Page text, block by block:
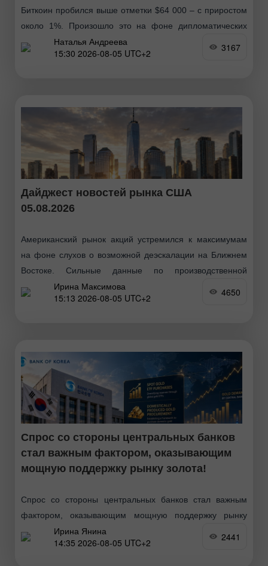
Биткоин пробился выше отметки $64 000 – с приростом
около 1%. Произошло это на фоне дипломатических
сигналов о возможном временном соглашении между
США, Ираном и Оманом об открытии Ормузского
Наталья Андреева
15:30 2026-08-05 UTC+2
3167
Дайджест новостей рынка США
05.08.2026
Американский рынок акций устремился к максимумам
на фоне слухов о возможной деэскалации на Ближнем
Востоке. Сильные данные по производственной
активности и взлет акций Palantir подтолкнули индексы
S&P 500 и Nasdaq
Ирина Максимова
15:13 2026-08-05 UTC+2
4650
Спрос со стороны центральных банков
стал важным фактором, оказывающим
мощную поддержку рынку золота!
Спрос со стороны центральных банков стал важным
фактором, оказывающим мощную поддержку рынку
золота, и, по мнению ряда аналитиков, именно это
является главной причиной, позволяющей ценам
Ирина Янина
14:35 2026-08-05 UTC+2
2441